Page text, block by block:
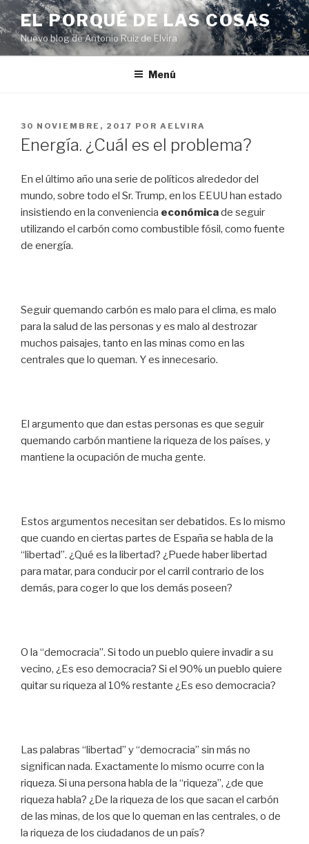
Ir
al
contenido
EL PORQUÉ DE LAS COSAS
Nuevo blog de Antonio Ruiz de Elvira
Menú
PUBLICADO
EN
30 NOVIEMBRE, 2017 POR AELVIRA
Energía. ¿Cuál es el problema?
En el último año una serie de políticos alrededor del
mundo, sobre todo el Sr. Trump, en los EEUU han estado
insistiendo en la conveniencia económicade seguir
utilizando el carbón como combustible fósil, como fuente
de energía.
Seguir quemando carbón es malo para el clima, es malo
para la salud de las personas y es malo al destrozar
muchos paisajes, tanto en las minas como en las
centrales que lo queman. Y es innecesario.
El argumento que dan estas personas es que seguir
quemando carbón mantiene la riqueza de los países, y
mantiene la ocupación de mucha gente.
Estos argumentos necesitan ser debatidos. Es lo mismo
que cuando en ciertas partes de España se habla de la
“libertad”. ¿Qué es la libertad? ¿Puede haber libertad
para matar, para conducir por el carril contrario de los
demás, para coger lo que los demás poseen?
O la “democracia”. Si todo un pueblo quiere invadir a su
vecino, ¿Es eso democracia? Si el 90% un pueblo quiere
quitar su riqueza al 10% restante ¿Es eso democracia?
Las palabras “libertad” y “democracia” sin más no
significan nada. Exactamente lo mismo ocurre con la
riqueza. Si una persona habla de la “riqueza”, ¿de que
riqueza habla? ¿De la riqueza de los que sacan el carbón
de las minas, de los que lo queman en las centrales, o de
la riqueza de los ciudadanos de un país?